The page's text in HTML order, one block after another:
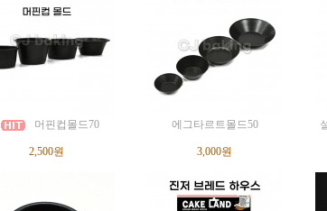
머핀컵몰드70
2,500원
에그타르트몰드50
3,000원